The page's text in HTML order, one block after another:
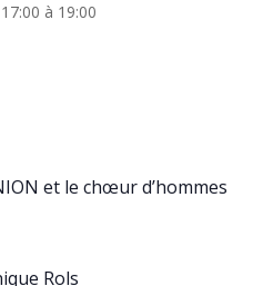
à 19:00
et le chœur d’hommes
Rols